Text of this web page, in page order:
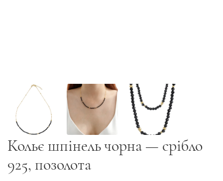
Кольє шпінель чорна — срібло
925, позолота